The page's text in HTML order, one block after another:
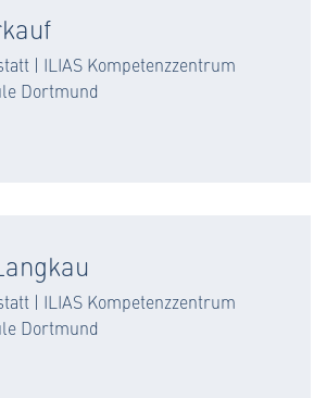
| ILIAS Kompetenzzentrum
Dortmund
| ILIAS Kompetenzzentrum
Dortmund